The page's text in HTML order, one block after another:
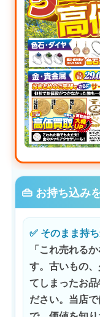
👜 お持ち込み
✅ そのまま持
「これ売れる
す。古いもの
てしまったお
ださい。当店